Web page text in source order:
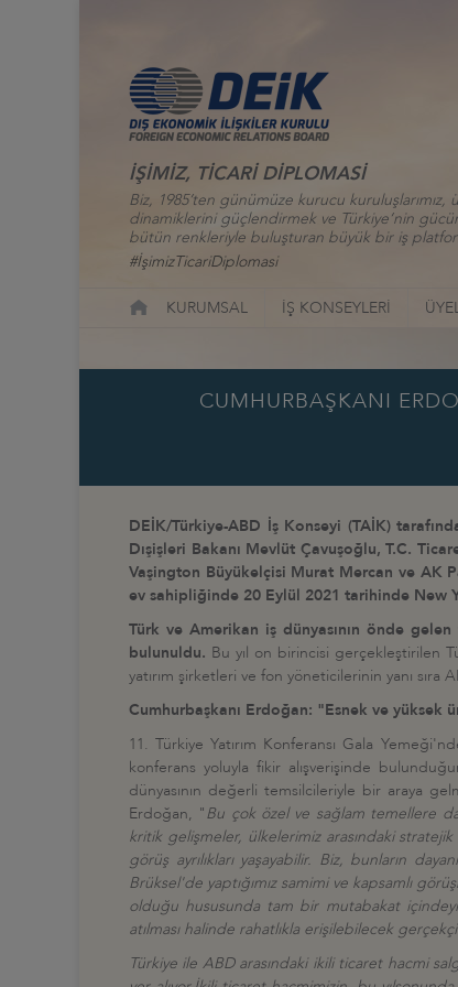
İŞİMİZ, TİCARİ DİPLOMASİ
Biz, 1985’ten günümüze kurucu
dinamiklerini güçlendirmek ve Türkiye’nin
bütün renkleriyle buluşturan büyük bir iş
#İşimizTicariDiplomasi
KURUMSAL İŞ KONSEYLERİ
CUMHURBAŞKANI
DEİK/Türkiye-ABD İş Konseyi (TAİK)
Dışişleri Bakanı Mevlüt Çavuşoğlu, T.C.
Vaşington Büyükelçisi Murat Mercan ve AK
ev sahipliğinde 20 Eylül 2021 tarihinde New
Türk ve Amerikan iş dünyasının önde
bulunuldu. Bu yıl on birincisi gerçekleştirilen
yatırım şirketleri ve fon yöneticilerinin yanı sıra
Cumhurbaşkanı Erdoğan: "Esnek ve yüksek
11. Türkiye Yatırım Konferansı Gala
konferans yoluyla fikir alışverişinde
dünyasının değerli temsilcileriyle bir araya
Erdoğan, "Bu çok özel ve sağlam temellere
kritik gelişmeler, ülkelerimiz arasındaki
görüş ayrılıkları yaşayabilir. Biz, bunların
Brüksel'de yaptığımız samimi ve kapsamlı
olduğu hususunda tam bir mutabakat
atılması halinde rahatlıkla erişilebilecek
Türkiye ile ABD arasındaki ikili ticaret hacmi